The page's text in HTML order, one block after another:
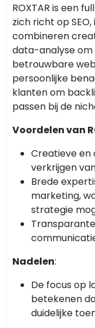
ROXTAR is een
zich richt op
combineren
data-analyse
betrouwbare
persoonlijke
klanten om
passen bij de
Voordelen van
Creatieve en
verkrijgen
Brede
marketing,
strategie
Nadelen:
De focus op
betekenen
duidelijke